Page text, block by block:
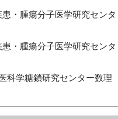
・腫瘍分子医学研究センタ
・腫瘍分子医学研究センタ
科学糖鎖研究センター数理